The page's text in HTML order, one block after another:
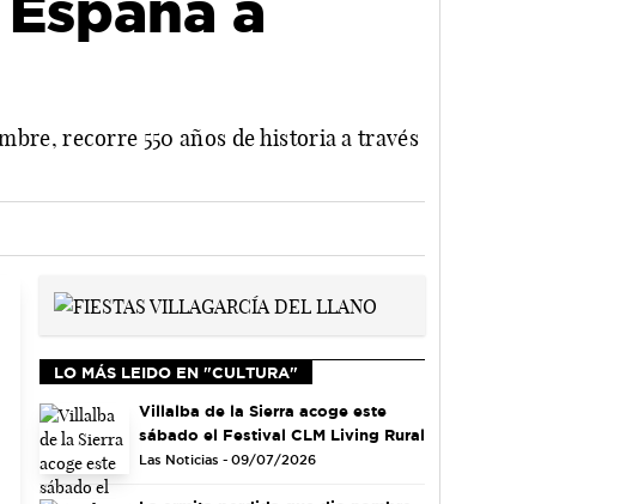
recorre 550 años de historia a través
LO MÁS LEIDO EN "CULTURA"
Villalba de la Sierra acoge este
sábado el Festival CLM Living Rural
Las Noticias - 09/07/2026